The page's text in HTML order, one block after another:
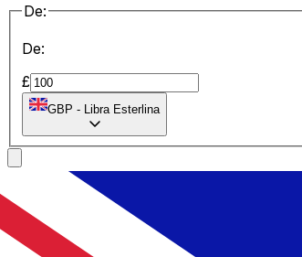
De:
De:
£
GBP - Libra Esterlina
a